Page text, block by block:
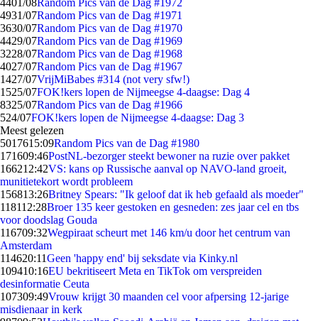
4401/08Random Pics van de Dag #1972
4931/07Random Pics van de Dag #1971
3630/07Random Pics van de Dag #1970
4429/07Random Pics van de Dag #1969
3228/07Random Pics van de Dag #1968
4027/07Random Pics van de Dag #1967
1427/07VrijMiBabes #314 (not very sfw!)
1525/07FOK!kers lopen de Nijmeegse 4-daagse: Dag 4
8325/07Random Pics van de Dag #1966
524/07FOK!kers lopen de Nijmeegse 4-daagse: Dag 3
Meest gelezen
5017615:09Random Pics van de Dag #1980
171609:46PostNL-bezorger steekt bewoner na ruzie over pakket
166212:42VS: kans op Russische aanval op NAVO-land groeit,
munitietekort wordt probleem
156813:26Britney Spears: "Ik geloof dat ik heb gefaald als moeder"
118112:28Broer 135 keer gestoken en gesneden: zes jaar cel en tbs
voor doodslag Gouda
116709:32Wegpiraat scheurt met 146 km/u door het centrum van
Amsterdam
114620:11Geen 'happy end' bij seksdate via Kinky.nl
109410:16EU bekritiseert Meta en TikTok om verspreiden
desinformatie Ceuta
107309:49Vrouw krijgt 30 maanden cel voor afpersing 12-jarige
misdienaar in kerk